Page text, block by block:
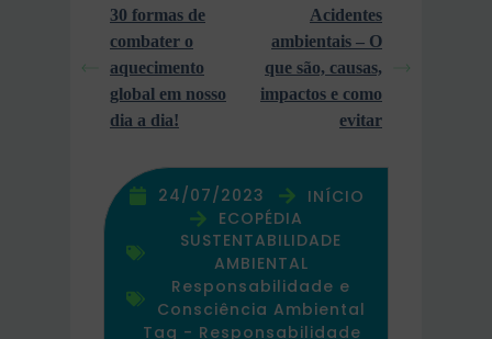
30 formas de
combater o
aquecimento
global em nosso
dia a dia!
Acidentes
ambientais – O
que são, causas,
impactos e como
evitar
24/07/2023
INÍCIO
ECOPÉDIA
SUSTENTABILIDADE
AMBIENTAL
Responsabilidade e
Consciência Ambiental
Tag - Responsabilidade